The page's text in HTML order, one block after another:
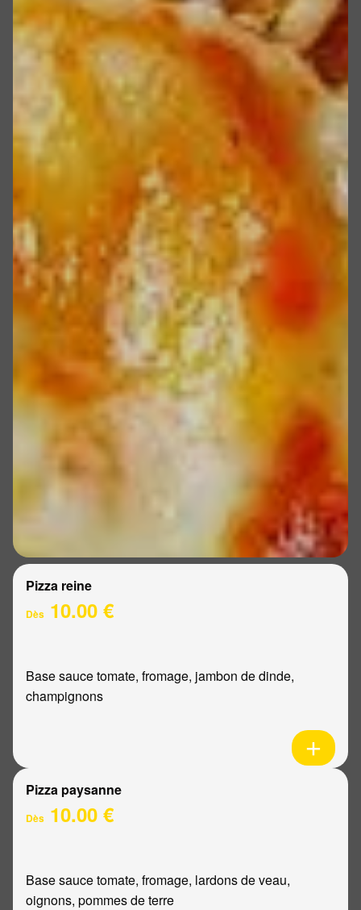
Pizza reine
Dès 10.00 €
Base sauce tomate, fromage, jambon de dinde,
champignons
Pizza paysanne
Dès 10.00 €
Base sauce tomate, fromage, lardons de veau,
oignons, pommes de terre